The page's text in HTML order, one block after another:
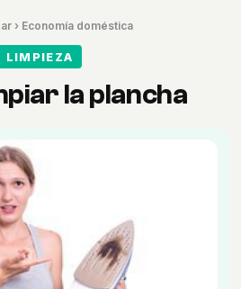
› Economía doméstica
LIMPIEZA
la plancha